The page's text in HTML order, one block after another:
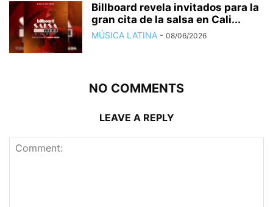
Billboard revela invitados para la
gran cita de la salsa en Cali...
MÚSICA LATINA - 08/06/2026
NO COMMENTS
LEAVE A REPLY